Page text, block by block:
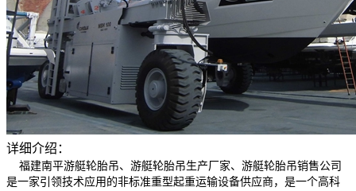
详细介绍：
福建南平游艇轮胎吊、游艇轮胎吊生产厂家、游艇轮胎吊销售公司
是一家引领技术应用的非标准重型起重运输设备供应商，是一个高科